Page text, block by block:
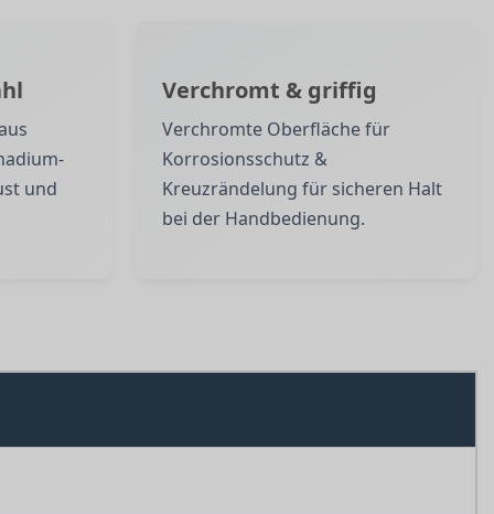
und
Verchromt & griffig
Verchromte Oberfläche für
Korrosionsschutz &
Kreuzrändelung für sicheren Halt
bei der Handbedienung.